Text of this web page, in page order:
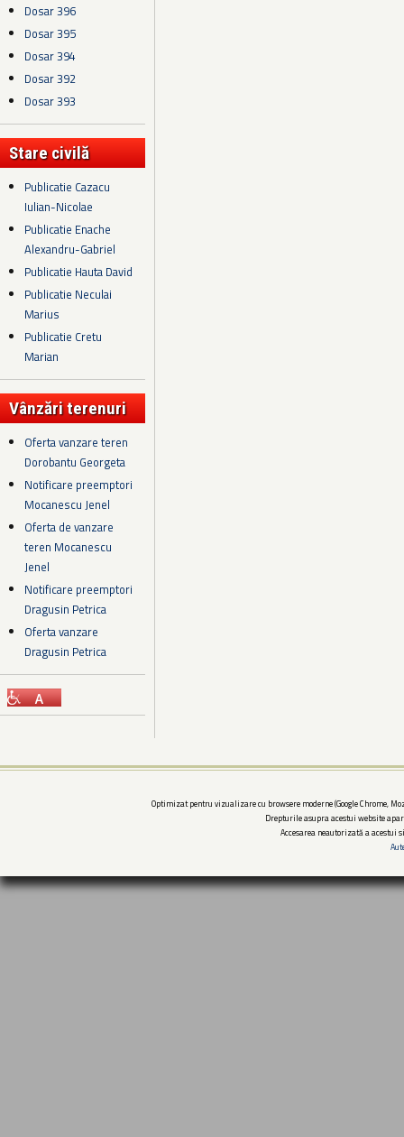
Dosar 396
Dosar 395
Dosar 394
Dosar 392
Dosar 393
Stare civilă
Publicatie Cazacu
Iulian-Nicolae
Publicatie Enache
Alexandru-Gabriel
Publicatie Hauta David
Publicatie Neculai
Marius
Publicatie Cretu
Marian
Vânzări terenuri
Oferta vanzare teren
Dorobantu Georgeta
Notificare preemptori
Mocanescu Jenel
Oferta de vanzare
teren Mocanescu
Jenel
Notificare preemptori
Dragusin Petrica
Oferta vanzare
Dragusin Petrica
Optimizat pentru vizualizare cu browsere moderne (Google Chrome,
Drepturile asupra acestui website
Accesarea neautorizată a acestui